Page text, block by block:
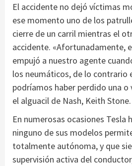
El accidente no dejó víctimas
ese momento uno de los
cierre de un carril mientras el
accidente. «Afortunadamente,
empujó a nuestro agente
los neumáticos, de lo contrario
podríamos haber perdido una o
el alguacil de Nash, Keith Stone.
En numerosas ocasiones Tesla
ninguno de sus modelos
totalmente autónoma, y que
supervisión activa del